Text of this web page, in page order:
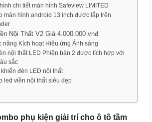
chi tiết màn hình Safeview LIMITED
màn hình android 13 inch được lắp trên
Nội Thất V2 Giá 4.000.000 vnđ
năng Kích hoạt Hiệu ứng Ánh sáng
nội thất LED Phiên bản 2 được tích hợp với
sắc
đèn LED nội thất
led viền nội thất siêu đẹp
phụ kiện giải trí cho ô tô tầm